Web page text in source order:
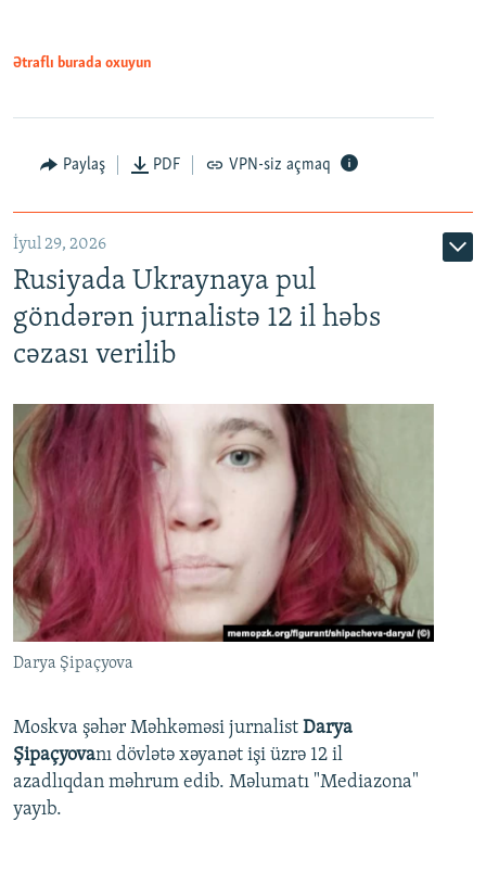
Ətraflı burada oxuyun
Paylaş PDF VPN-siz açmaq
İyul 29, 2026
Rusiyada Ukraynaya pul
göndərən jurnalistə 12 il həbs
cəzası verilib
Darya Şipaçyova
Moskva şəhər Məhkəməsi jurnalist Darya
Şipaçyovanı dövlətə xəyanət işi üzrə 12 il
azadlıqdan məhrum edib. Məlumatı "Mediazona"
yayıb.